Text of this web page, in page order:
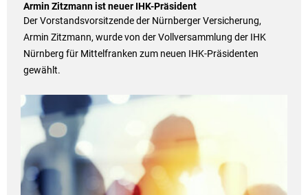
Armin Zitzmann ist neuer IHK-Präsident
Der Vorstandsvorsitzende der Nürnberger Versicherung,
Armin Zitzmann, wurde von der Vollversammlung der IHK
Nürnberg für Mittelfranken zum neuen IHK-Präsidenten
gewählt.